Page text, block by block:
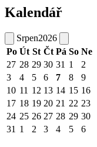
Kalendář
Srpen2026
Po Út St Čt Pá So Ne
27 28 29 30 31 1
2
3
4 5 6 7 8
9
10 11 12 13 14 15 16
17 18 19 20 21 22 23
24 25 26 27 28 29 30
31 1 2 3 4 5 6